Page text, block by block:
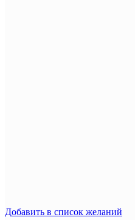
Добавить в список желаний